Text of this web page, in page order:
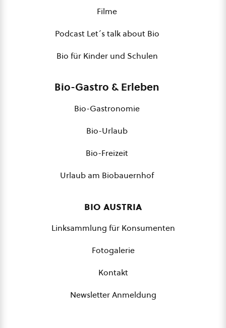
Filme
Podcast Let´s talk about Bio
Bio für Kinder und Schulen
Bio-Gastro & Erleben
Bio-Gastronomie
Bio-Urlaub
Bio-Freizeit
Urlaub am Biobauernhof
bio austria
Linksammlung für Konsumenten
Fotogalerie
Kontakt
Newsletter Anmeldung